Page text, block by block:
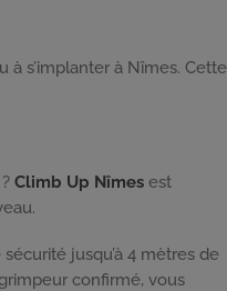
s’implanter à Nîmes. Cette
Climb Up Nîmes est
jusqu’à 4 mètres de
confirmé, vous